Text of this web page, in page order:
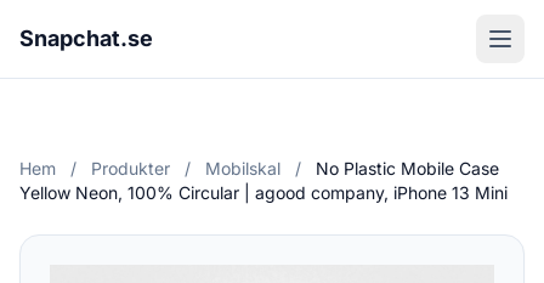
Snapchat.se
Hem / Produkter / Mobilskal /
No Plastic Mobile Case
Yellow Neon, 100% Circular | agood company, iPhone 13 Mini